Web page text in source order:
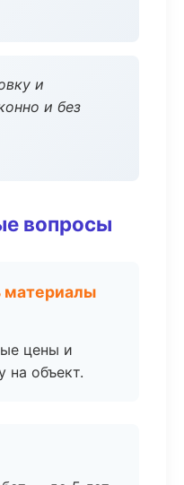
и
и без
вопросы
материалы
цены и
на объект.